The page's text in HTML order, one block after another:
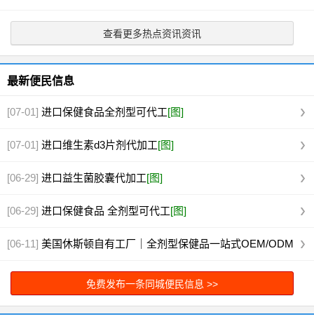
查看更多热点资讯资讯
最新便民信息
[07-01] 进口保健食品全剂型可代工[图]
[07-01] 进口维生素d3片剂代加工[图]
[06-29] 进口益生菌胶囊代加工[图]
[06-29] 进口保健食品 全剂型可代工[图]
[06-11] 美国休斯顿自有工厂｜全剂型保健品一站式OEM/ODM
代工[图]
免费发布一条同城便民信息 >>